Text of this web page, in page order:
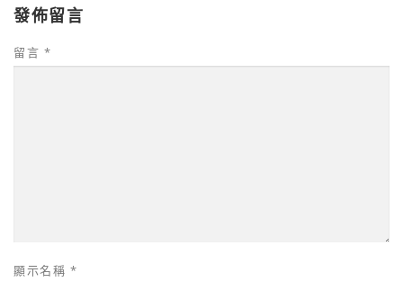
發佈留言
留言 *
顯示名稱 *